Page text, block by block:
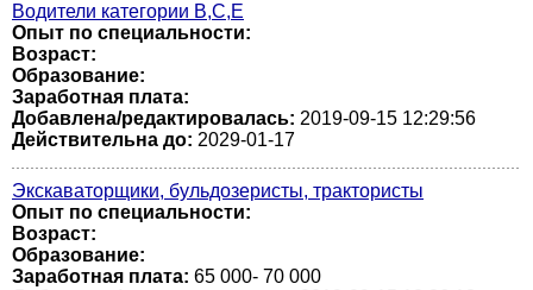
Водители категории В,С,Е
Опыт по специальности:
Возраст:
Образование:
Заработная плата:
Добавлена/редактировалась: 2019-09-15 12:29:56
Действительна до: 2029-01-17
Экскаваторщики, бульдозеристы, трактористы
Опыт по специальности:
Возраст:
Образование:
Заработная плата: 65 000- 70 000